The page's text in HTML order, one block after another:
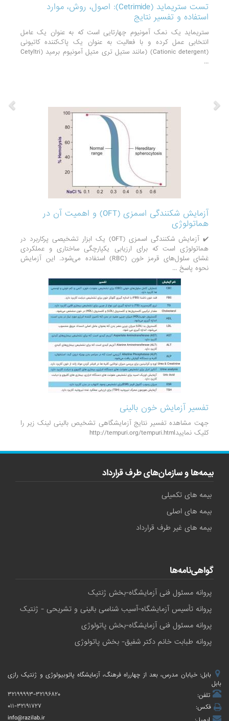
تست ستریماید (Cetrimide): اصول، روش، موارد
استفاده و تفسیر نتایج
ستریماید یک نمک آمونیوم چهارتایی است که به عنوان یک عامل
انتخابی عمل کرده و با فعالیت به عنوان یک پاک‌کننده کاتیونی
(Cationic detergent) (مانند ستیل تری متیل آمونیوم برمید (Cetyltri
...
آزمایش شکنندگی اسمزی (OFT) و اهمیت آن در
هماتولوژی
✔️ آزمایش شکنندگی اسمزی (OFT) یک ابزار تشخیصی پرکاربرد در
هماتولوژی است که برای ارزیابی یکپارچگی ساختاری و عملکردی
غشای سلول‌های قرمز خون (RBC) استفاده می‌شود. این آزمایش
نحوه پاسخ ...
تفسیر آزمایش خون بالینی
جهت مشاهده تفسیر نتایج آزمایشگاهی تشخیص بالینی لینک زیر را
کلیک نماییدhttp://tempuri.org/tempuri.html
بیمه‌ها و سازمان‌های طرف قرارداد
بیمه های تکمیلی
بیمه های اصلی
بیمه های غیر طرف قرارداد
گواهی‌نامه‌ها
پروانه مسئول فنی آزمایشگاه-بخش ژنتیک
پروانه تأسیس آزمایشگاه-آسیب شناسی بالینی و تشریحی - ژنتیک
پروانه مسئول فنی آزمایشگاه-بخش پاتولوژی
پروانه طبابت خانم دکتر شفیق- بخش پاتولوژی
بابل: خیابان مدرس، بعد از چهارراه فرهنگ، آزمایشگاه پاتوبیولوژی و ژنتیک رازی
بابل
تلفن:
۳۲۱۹۹۹۹۳-۳۲۱۹۶۸۲۰
فکس:
۰۱۱-۳۲۱۹۱۷۲۷
info@razilab.ir